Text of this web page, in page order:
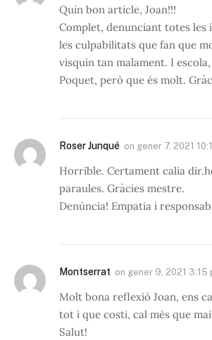
Quin bon article, Joan!!!
Complet, denunciant totes les
les culpabilitats que fan que
visquin tan malament. I
Poquet, però que és molt.
Roser Junqué on gener 7, 2021
Horrible. Certament calia
paraules. Gràcies mestre.
Denúncia! Empatia i
Montserrat on gener 9, 2021 3:15
Molt bona reflexió Joan, ens
tot i que costi, cal més que
Salut!